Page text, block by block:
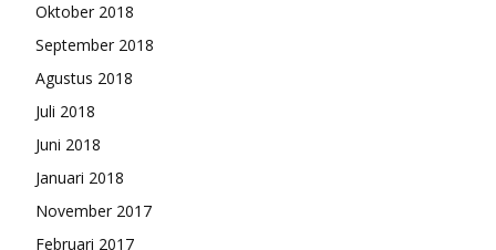
Oktober 2018
September 2018
Agustus 2018
Juli 2018
Juni 2018
Januari 2018
November 2017
Februari 2017